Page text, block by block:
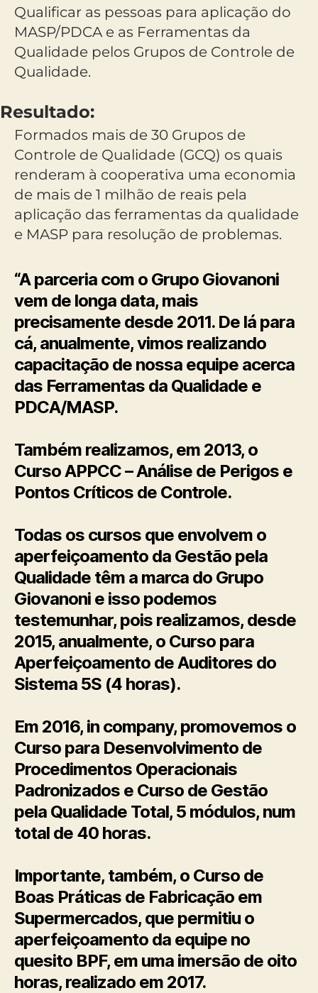
Qualificar as pessoas para aplicação do
MASP/PDCA e as Ferramentas da
Qualidade pelos Grupos de Controle de
Qualidade.
Resultado:
Formados mais de 30 Grupos de
Controle de Qualidade (GCQ) os quais
renderam à cooperativa uma economia
de mais de 1 milhão de reais pela
aplicação das ferramentas da qualidade
e MASP para resolução de problemas.
“A parceria com o Grupo Giovanoni
vem de longa data, mais
precisamente desde 2011. De lá para
cá, anualmente, vimos realizando
capacitação de nossa equipe acerca
das Ferramentas da Qualidade e
PDCA/MASP.
Também realizamos, em 2013, o
Curso APPCC – Análise de Perigos e
Pontos Críticos de Controle.
Todas os cursos que envolvem o
aperfeiçoamento da Gestão pela
Qualidade têm a marca do Grupo
Giovanoni e isso podemos
testemunhar, pois realizamos, desde
2015, anualmente, o Curso para
Aperfeiçoamento de Auditores do
Sistema 5S (4 horas).
Em 2016, in company, promovemos o
Curso para Desenvolvimento de
Procedimentos Operacionais
Padronizados e Curso de Gestão
pela Qualidade Total, 5 módulos, num
total de 40 horas.
Importante, também, o Curso de
Boas Práticas de Fabricação em
Supermercados, que permitiu o
aperfeiçoamento da equipe no
quesito BPF, em uma imersão de oito
horas, realizado em 2017.